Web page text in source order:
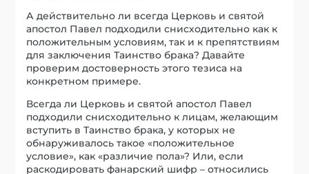
А действительно ли всегда Церковь и святой
апостол Павел подходили снисходительно как к
положительным условиям, так и к препятствиям
для заключения Таинство брака? Давайте
проверим достоверность этого тезиса на
конкретном примере.
Всегда ли Церковь и святой апостол Павел
подходили снисходительно к лицам, желающим
вступить в Таинство брака, у которых не
обнаруживалось такое «положительное
условие», как «различие пола»? Или, если
раскодировать фанарский шифр – относились